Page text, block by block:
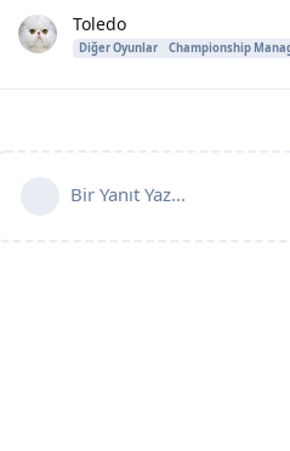
Toledo
Diğer Oyunlar Championship
Bir Yanıt Yaz...